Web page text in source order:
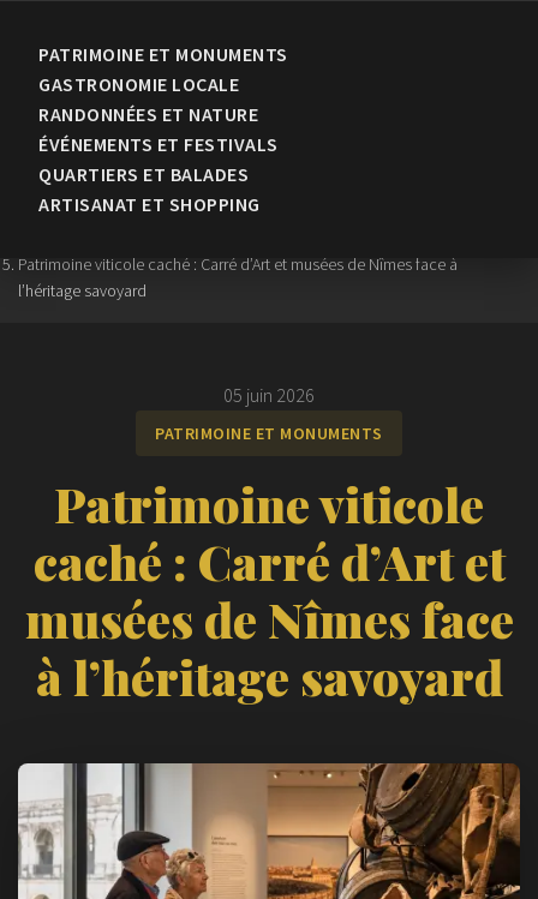
PATRIMOINE ET MONUMENTS
GASTRONOMIE LOCALE
RANDONNÉES ET NATURE
ÉVÉNEMENTS ET FESTIVALS
QUARTIERS ET BALADES
ARTISANAT ET SHOPPING
Accueil
Patrimoine et Monuments
Patrimoine viticole caché : Carré d’Art et musées de Nîmes face à
l’héritage savoyard
05 juin 2026
PATRIMOINE ET MONUMENTS
Patrimoine viticole
caché : Carré d’Art et
musées de Nîmes face
à l’héritage savoyard